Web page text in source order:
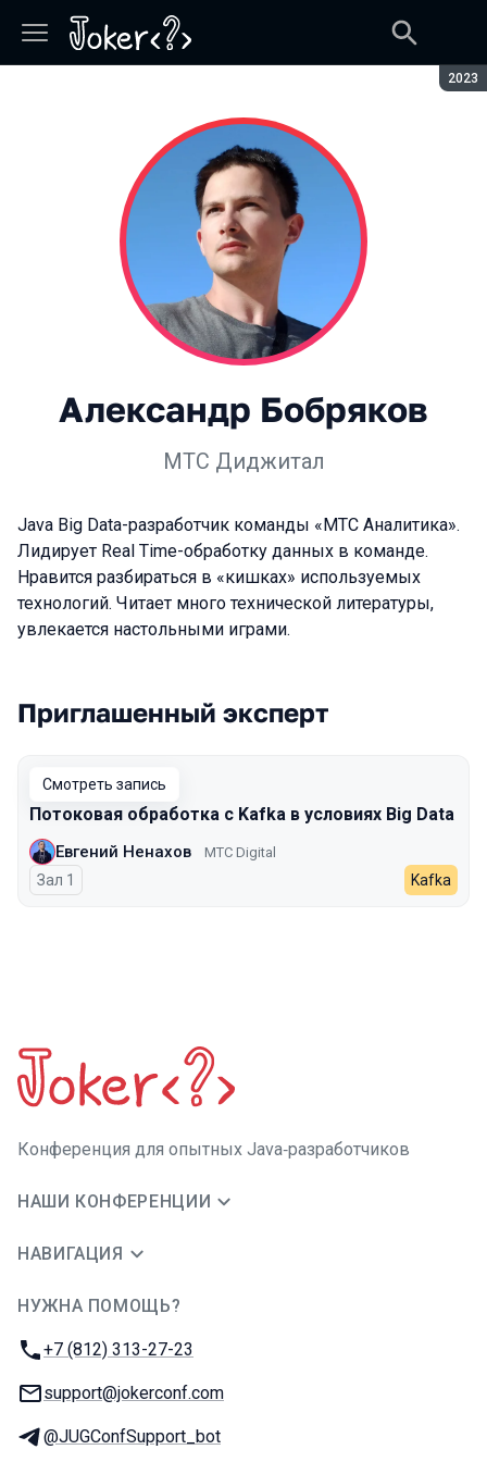
2023
Александр Бобряков
МТС Диджитал
Java Big Data-разработчик команды «МТС Аналитика».
Лидирует Real Time-обработку данных в команде.
Нравится разбираться в «кишках» используемых
технологий. Читает много технической литературы,
увлекается настольными играми.
Выступления в сезоне 2023
Приглашенный эксперт
Смотреть запись
Потоковая обработка с Kafka в условиях Big Data
Евгений Ненахов МТС Digital
Зал 1 Kafka
Конференция для опытных Java‑разработчиков
НАШИ КОНФЕРЕНЦИИ
НАВИГАЦИЯ
НУЖНА ПОМОЩЬ?
Телефон:
+7 (812) 313-27-23
E-mail:
support@jokerconf.com
Телеграм:
@JUGConfSupport_bot